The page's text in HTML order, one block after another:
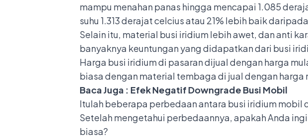
mampu menahan panas hingga mencapai 1.085
suhu 1.313 derajat celcius atau 21% lebih baik
Selain itu, material busi iridium lebih awet, dan anti
banyaknya keuntungan yang didapatkan dari busi
Harga busi iridium di pasaran dijual dengan harga
biasa dengan material tembaga di jual dengan
Baca Juga : Efek Negatif Downgrade Busi Mobil
Itulah beberapa perbedaan antara busi iridium mobil
Setelah mengetahui perbedaannya, apakah Anda
biasa?